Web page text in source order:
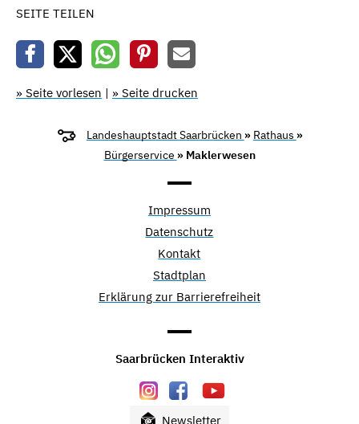
SEITE TEILEN
» Seite vorlesen | » Seite drucken
Landeshauptstadt Saarbrücken » Rathaus »
Bürgerservice » Maklerwesen
Impressum
Datenschutz
Kontakt
Stadtplan
Erklärung zur Barrierefreiheit
Saarbrücken Interaktiv
Newsletter